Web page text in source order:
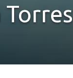
Torres